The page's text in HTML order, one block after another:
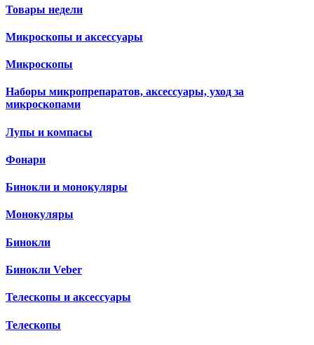
Товары недели
Микроскопы и аксессуары
Микроскопы
Наборы микропрепаратов, аксессуары, уход за
микроскопами
Лупы и компасы
Фонари
Бинокли и монокуляры
Монокуляры
Бинокли
Бинокли Veber
Телескопы и аксессуары
Телескопы